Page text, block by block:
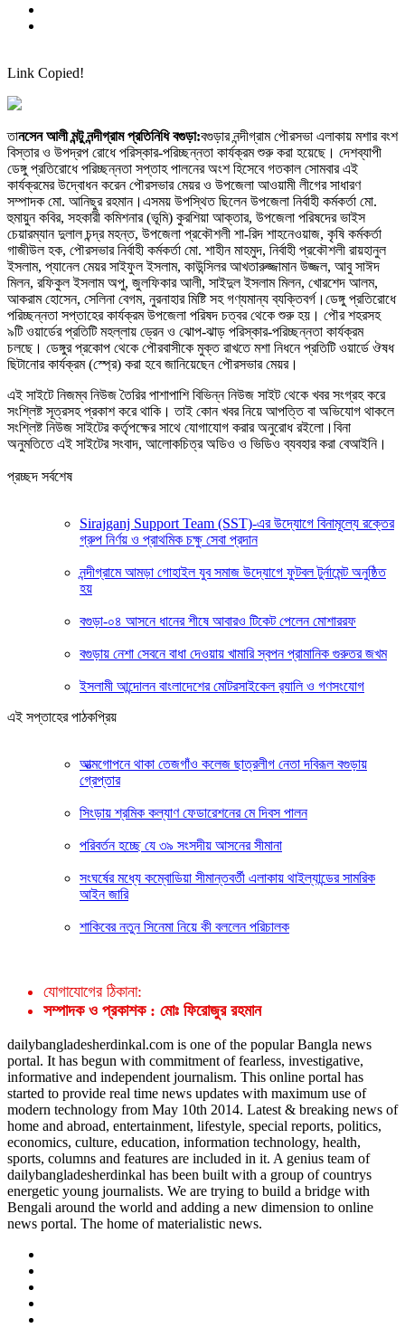
Link Copied!
তানসেন আলী মন্টু নন্দীগ্রাম প্রতিনিধি বগুড়া:বগুড়ার নন্দীগ্রাম পৌরসভা এলাকায় মশার বংশ
বিস্তার ও উপদ্রপ রোধে পরিস্কার-পরিচ্ছন্নতা কার্যক্রম শুরু করা হয়েছে। দেশব্যাপী
ডেঙ্গু প্রতিরোধে পরিচ্ছন্নতা সপ্তাহ পালনের অংশ হিসেবে গতকাল সোমবার এই
কার্যক্রমের উদ্বোধন করেন পৌরসভার মেয়র ও উপজেলা আওয়ামী লীগের সাধারণ
সম্পাদক মো. আনিছুর রহমান।এসময় উপস্থিত ছিলেন উপজেলা নির্বাহী কর্মকর্তা মো.
হুমায়ুন কবির, সহকারী কমিশনার (ভূমি) কুরশিয়া আক্তার, উপজেলা পরিষদের ভাইস
চেয়ারম্যান দুলাল চন্দ্র মহন্ত, উপজেলা প্রকৌশলী শা-রিদ শাহনেওয়াজ, কৃষি কর্মকর্তা
গাজীউল হক, পৌরসভার নির্বাহী কর্মকর্তা মো. শাহীন মাহমুদ, নির্বাহী প্রকৌশলী রায়হানুল
ইসলাম, প্যানেল মেয়র সাইফুল ইসলাম, কাউন্সিলর আখতারুজ্জামান উজ্জল, আবু সাঈদ
মিলন, রফিকুল ইসলাম অপু, জুলফিকার আলী, সাইদুল ইসলাম মিলন, খোরশেদ আলম,
আকরাম হোসেন, সেলিনা বেগম, নুরনাহার মিষ্টি সহ গণ্যমান্য ব্যক্তিবর্গ।ডেঙ্গু প্রতিরোধে
পরিচ্ছন্নতা সপ্তাহের কার্যক্রম উপজেলা পরিষদ চত্বর থেকে শুরু হয়। পৌর শহরসহ
৯টি ওয়ার্ডের প্রতিটি মহল্লায় ড্রেন ও ঝোপ-ঝাড় পরিস্কার-পরিচ্ছন্নতা কার্যক্রম
চলছে। ডেঙ্গুর প্রকোপ থেকে পৌরবাসীকে মুক্ত রাখতে মশা নিধনে প্রতিটি ওয়ার্ডে ঔষধ
ছিটানোর কার্যক্রম (স্প্রে) করা হবে জানিয়েছেন পৌরসভার মেয়র।
এই সাইটে নিজম্ব নিউজ তৈরির পাশাপাশি বিভিন্ন নিউজ সাইট থেকে খবর সংগ্রহ করে
সংশ্লিষ্ট সূত্রসহ প্রকাশ করে থাকি। তাই কোন খবর নিয়ে আপত্তি বা অভিযোগ থাকলে
সংশ্লিষ্ট নিউজ সাইটের কর্তৃপক্ষের সাথে যোগাযোগ করার অনুরোধ রইলো।বিনা
অনুমতিতে এই সাইটের সংবাদ, আলোকচিত্র অডিও ও ভিডিও ব্যবহার করা বেআইনি।
প্রচ্ছদ সর্বশেষ
Sirajganj Support Team (SST)-এর উদ্যোগে বিনামূল্যে রক্তের
গ্রুপ নির্ণয় ও প্রাথমিক চক্ষু সেবা প্রদান
নন্দীগ্রামে আমড়া গোহাইল যুব সমাজ উদ্যোগে ফুটবল টুর্নামেন্ট অনুষ্ঠিত
হয়
বগুড়া-০৪ আসনে ধানের শীষে আবারও টিকেট পেলেন মোশাররফ
বগুড়ায় নেশা সেবনে বাধা দেওয়ায় খামারি স্বপন প্রামানিক গুরুতর জখম
ইসলামী আন্দোলন বাংলাদেশের মোটরসাইকেল র‍্যালি ও গণসংযোগ
এই সপ্তাহের পাঠকপ্রিয়
আত্মগোপনে থাকা তেজগাঁও কলেজ ছাত্রলীগ নেতা দবিরূল বগুড়ায়
গ্রেপ্তার
সিংড়ায় শ্রমিক কল্যাণ ফেডারেশনের মে দিবস পালন
পরিবর্তন হচ্ছে যে ৩৯ সংসদীয় আসনের সীমানা
সংঘর্ষের মধ্যে কম্বোডিয়া সীমান্তবর্তী এলাকায় থাইল্যান্ডের সামরিক
আইন জারি
শাকিবের নতুন সিনেমা নিয়ে কী বললেন পরিচালক
যোগাযোগের ঠিকানা:
সম্পাদক ও প্রকাশক : মোঃ ফিরোজুর রহমান
dailybangladesherdinkal.com is one of the popular Bangla news
portal. It has begun with commitment of fearless, investigative,
informative and independent journalism. This online portal has
started to provide real time news updates with maximum use of
modern technology from May 10th 2014. Latest & breaking news of
home and abroad, entertainment, lifestyle, special reports, politics,
economics, culture, education, information technology, health,
sports, columns and features are included in it. A genius team of
dailybangladesherdinkal has been built with a group of countrys
energetic young journalists. We are trying to build a bridge with
Bengali around the world and adding a new dimension to online
news portal. The home of materialistic news.